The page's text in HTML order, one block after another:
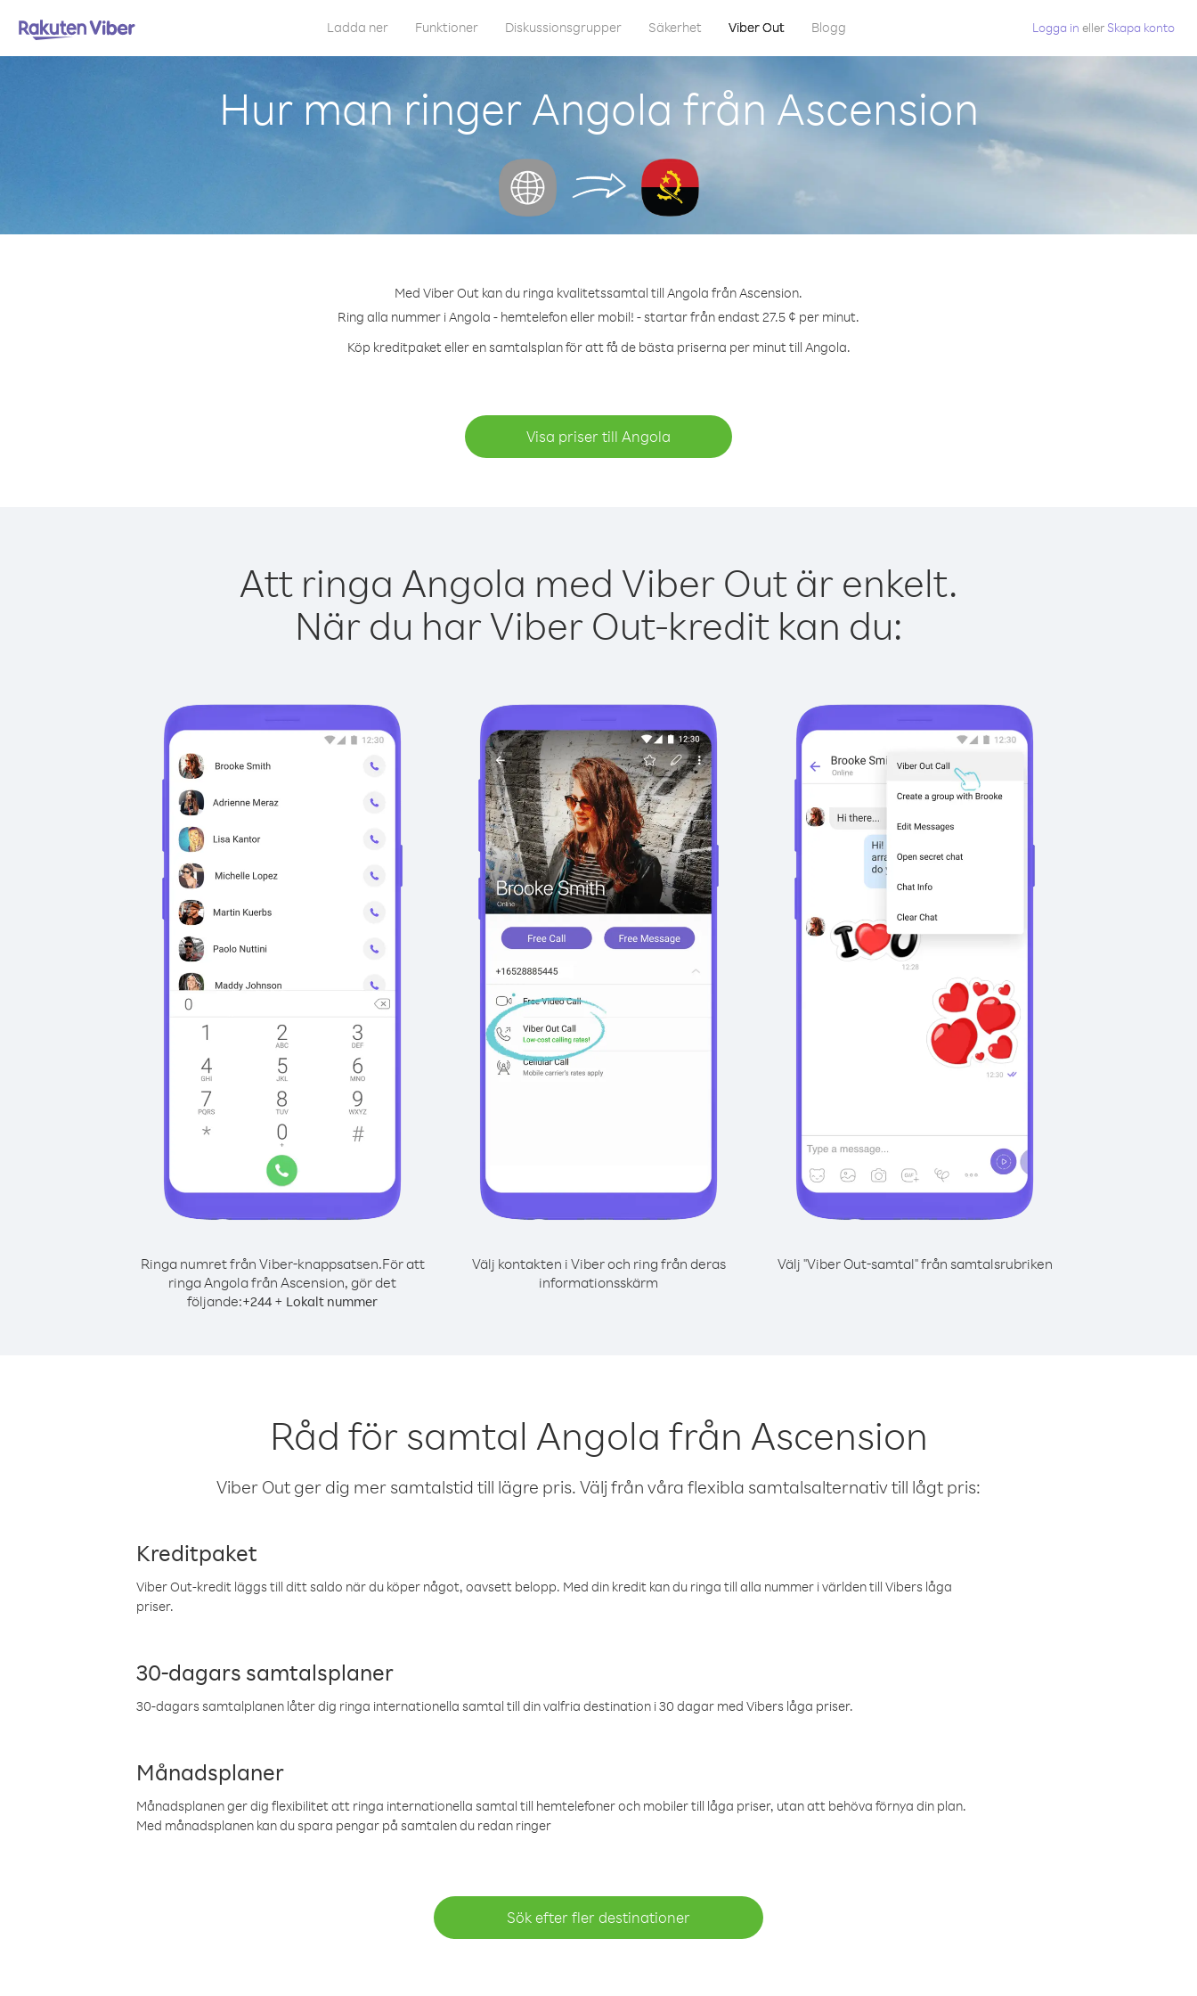
Ladda ner Funktioner Diskussionsgrupper Säkerhet Viber Out Blogg Logga in eller Skapa konto
Hur man ringer Angola från Ascension
Med Viber Out kan du ringa kvalitetssamtal till Angola från Ascension.
Ring alla nummer i Angola - hemtelefon eller mobil! - startar från endast 27.5 ¢ per minut.
Köp kreditpaket eller en samtalsplan för att få de bästa priserna per minut till Angola.
Visa priser till Angola
Att ringa Angola med Viber Out är enkelt.
När du har Viber Out-kredit kan du:
Ringa numret från Viber-knappsatsen.För att
ringa Angola från Ascension, gör det
följande:+244 + Lokalt nummer
Välj kontakten i Viber och ring från deras
informationsskärm
Välj "Viber Out-samtal" från samtalsrubriken
Råd för samtal Angola från Ascension
Viber Out ger dig mer samtalstid till lägre pris. Välj från våra flexibla samtalsalternativ till lågt pris:
Kreditpaket
Viber Out-kredit läggs till ditt saldo när du köper något, oavsett belopp. Med din kredit kan du ringa till alla nummer i världen till Vibers låga
priser.
30-dagars samtalsplaner
30-dagars samtalplanen låter dig ringa internationella samtal till din valfria destination i 30 dagar med Vibers låga priser.
Månadsplaner
Månadsplanen ger dig flexibilitet att ringa internationella samtal till hemtelefoner och mobiler till låga priser, utan att behöva förnya din plan.
Med månadsplanen kan du spara pengar på samtalen du redan ringer
Sök efter fler destinationer